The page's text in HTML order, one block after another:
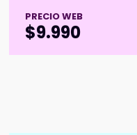
PRECIO WEB
$9.990